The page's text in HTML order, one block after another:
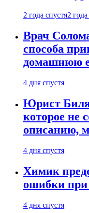
2 года спустя2
Врач
способа
домашнюю
4 дня спустя
Юрист
которое не
описанию,
4 дня спустя
Химик
ошибки при
4 дня спустя